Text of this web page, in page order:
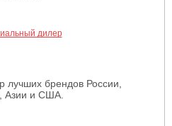
брендов России,
Азии и США.